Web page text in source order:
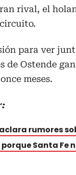
rival, el
para ver
de Ostende
meses.
rumores
porque Santa Fe